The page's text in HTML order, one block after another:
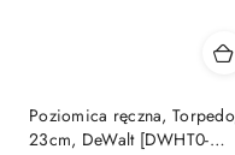
Poziomica ręczna,
23cm, DeWalt [DWHT0-